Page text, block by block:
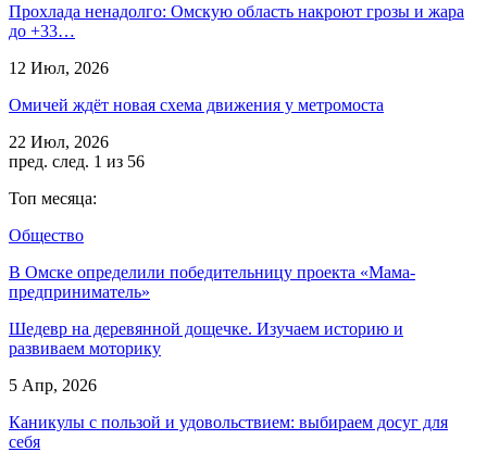
Прохлада ненадолго: Омскую область накроют грозы и жара
до +33…
12 Июл, 2026
Омичей ждёт новая схема движения у метромоста
22 Июл, 2026
пред. след. 1 из 56
Топ месяца:
Общество
В Омске определили победительницу проекта «Мама-
предприниматель»
Шедевр на деревянной дощечке. Изучаем историю и
развиваем моторику
5 Апр, 2026
Каникулы с пользой и удовольствием: выбираем досуг для
себя